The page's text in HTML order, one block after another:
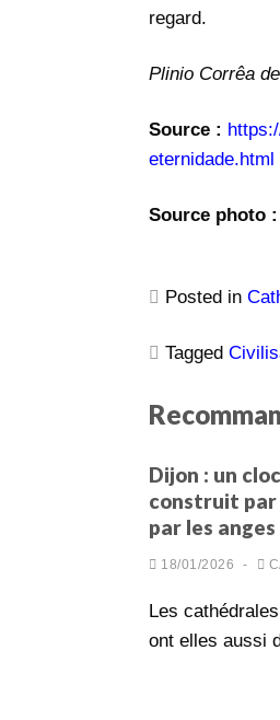
regard.
Plinio Corrêa
Source :
eternidade.html
Source photo :
Posted in
Tagged
Dijon : un
construit par
par les anges
18/01/2026 -
Les
ont elles aussi